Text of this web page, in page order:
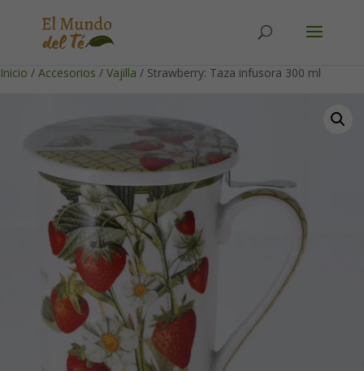
Inicio / Accesorios / Vajilla / Strawberry: Taza infusora 300 ml